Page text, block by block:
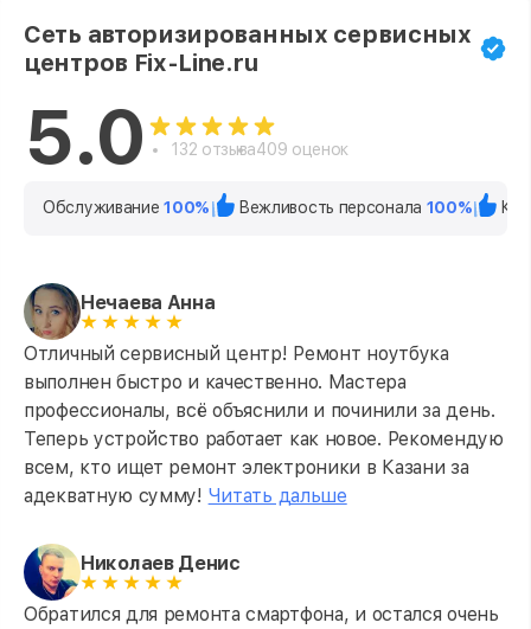
Сеть авторизированных сервисных
центров Fix-Line.ru
5.0 132 отзыва409 оценок
Обслуживание100% Вежливость персонала 100%
Нечаева Анна
Отличный сервисный центр! Ремонт ноутбука
выполнен быстро и качественно. Мастера
профессионалы, всё объяснили и починили за день.
Теперь устройство работает как новое. Рекомендую
всем, кто ищет ремонт электроники в Казани за
адекватную сумму! Читать дальше
Николаев Денис
Обратился для ремонта смартфона, и остался очень